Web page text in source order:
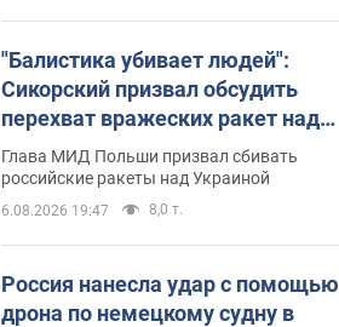
"Балистика убивает людей":
Сикорский призвал обсудить
перехват вражеских ракет над
Украиной
Глава МИД Польши призвал сбивать
российские ракеты над Украиной
6.08.2026 19:47 8,0 т.
Россия нанесла удар с помощью
дрона по немецкому судну в